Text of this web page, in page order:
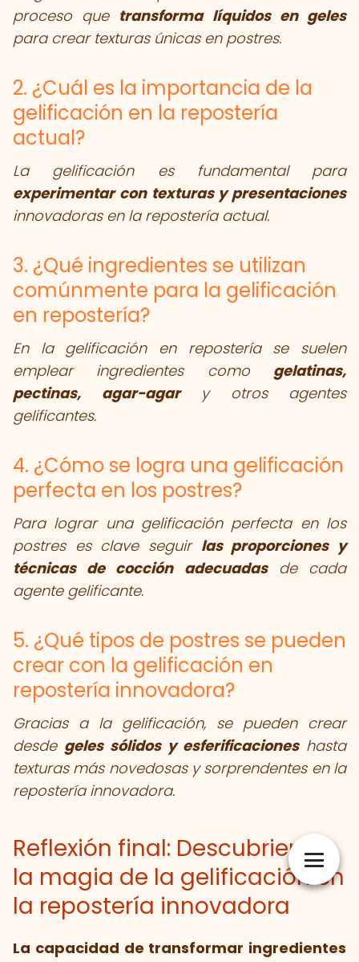
proceso que transforma líquidos en geles
para crear texturas únicas en postres.
2. ¿Cuál es la importancia de la
gelificación en la repostería
actual?
La gelificación es fundamental para
experimentar con texturas y presentaciones
innovadoras en la repostería actual.
3. ¿Qué ingredientes se utilizan
comúnmente para la gelificación
en repostería?
En la gelificación en repostería se suelen
emplear ingredientes como gelatinas,
pectinas, agar-agary otros agentes
gelificantes.
4. ¿Cómo se logra una gelificación
perfecta en los postres?
Para lograr una gelificación perfecta en los
postres es clave seguir las proporciones y
técnicas de cocción adecuadasde cada
agente gelificante.
5. ¿Qué tipos de postres se pueden
crear con la gelificación en
repostería innovadora?
Gracias a la gelificación, se pueden crear
desde geles sólidos y esferificacioneshasta
texturas más novedosas y sorprendentes en la
repostería innovadora.
Reflexión final: Descubriendo
la magia de la gelificación en
la repostería innovadora
La capacidad de transformar ingredientes